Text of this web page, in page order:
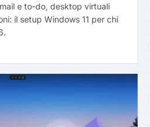
e to-do, desktop virtuali
il setup Windows 11 per chi